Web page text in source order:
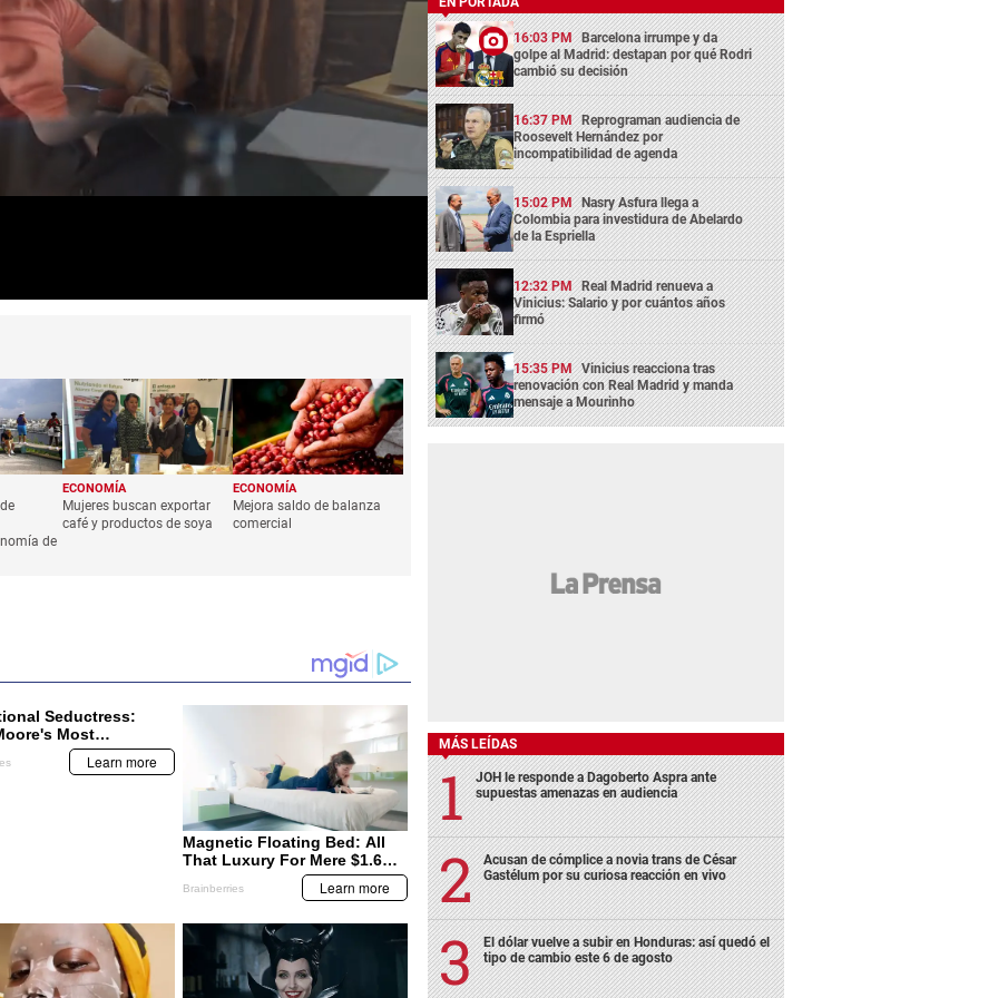
de
ECONOMÍA
Mujeres buscan exportar
café y productos de soya
ECONOMÍA
Mejora saldo de balanza
comercial
16:03 PM Barcelona irrumpe y da
golpe al Madrid: destapan por qué Rodri
cambió su decisión
16:37 PM Reprograman audiencia de
Roosevelt Hernández por
incompatibilidad de agenda
15:02 PM Nasry Asfura llega a
Colombia para investidura de Abelardo
de la Espriella
12:32 PM Real Madrid renueva a
Vinicius: Salario y por cuántos años
firmó
15:35 PM Vinicius reacciona tras
renovación con Real Madrid y manda
mensaje a Mourinho
MÁS LEÍDAS
JOH le responde a Dagoberto Aspra ante
supuestas amenazas en audiencia
Acusan de cómplice a novia trans de César
Gastélum por su curiosa reacción en vivo
El dólar vuelve a subir en Honduras: así quedó el
tipo de cambio este 6 de agosto